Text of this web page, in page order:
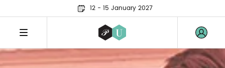
12 - 15 January 2027